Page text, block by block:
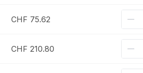
CHF 75.62
CHF 210.80